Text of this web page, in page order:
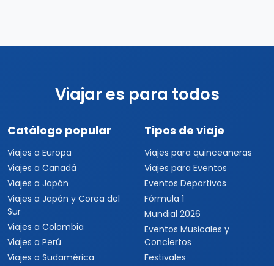
Viajar es para todos
Catálogo popular
Viajes a Europa
Viajes a Canadá
Viajes a Japón
Viajes a Japón y Corea del
Sur
Viajes a Colombia
Viajes a Perú
Viajes a Sudamérica
Tipos de viaje
Viajes para quinceaneras
Viajes para Eventos
Eventos Deportivos
Fórmula 1
Mundial 2026
Eventos Musicales y
Conciertos
Festivales